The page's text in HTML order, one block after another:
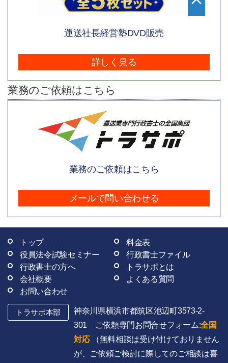
運送社長経営塾DVD販売
詳しく見る
業務のご依頼はこちら
業務のご依頼はこちら
メールで問い合わせる
トップ
料金表
役員法令試験セミナー
行政書士ファイル
行政書士の方へ
トラサポとは
会社概要
よくある質問
お問い合わせ
トラサポ本部
神奈川県横浜市都筑区池辺町3573-2-
301 ご依頼専門お問合せフォーム:全国
対応（無料相談は受け付けておりません
が、ご依頼ご検討に際してのご相談は喜